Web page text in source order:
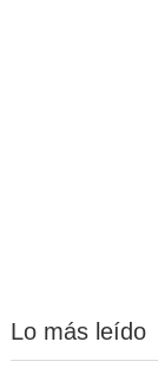
Lo más leído